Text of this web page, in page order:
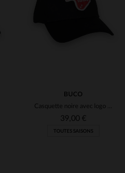
BUCO
Casquette noire avec logo casque rouge et blanc
39,00 €
TOUTES SAISONS